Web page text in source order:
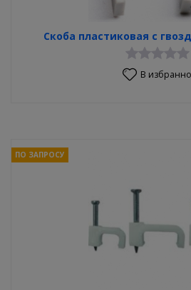
Скоба пластиковая с
В
ПО ЗАПРОСУ